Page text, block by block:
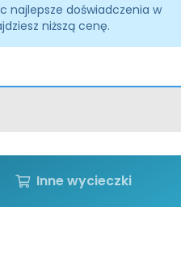
najlepsze doświadczenia w
niższą cenę.
Inne wycieczki